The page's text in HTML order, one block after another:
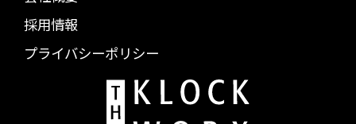
採用情報
プライバシーポリシー